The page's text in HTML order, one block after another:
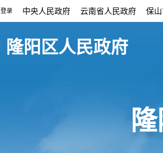
登录 中央人民政府 云南省人民政府 保
隆阳区人民政府